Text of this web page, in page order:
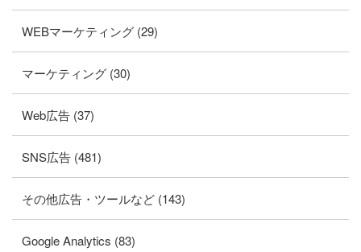
WEBマーケティング (29)
マーケティング (30)
Web広告 (37)
SNS広告 (481)
その他広告・ツールなど (143)
Google Analytics (83)